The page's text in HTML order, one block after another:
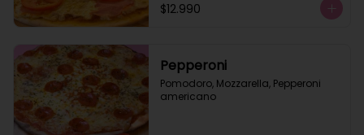
$12.990
Pepperoni
Pomodoro, Mozzarella, Pepperoni
americano